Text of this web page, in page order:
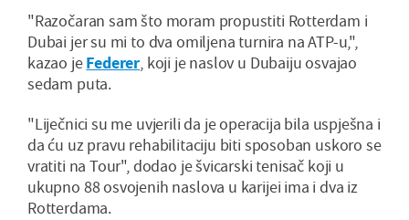
"Razočaran sam što moram propustiti Rotterdam i
Dubai jer su mi to dva omiljena turnira na ATP-u,",
kazao jeFederer, koji je naslov u Dubaiju osvajao
sedam puta.
"Liječnici su me uvjerili da je operacija bila uspješna i
da ću uz pravu rehabilitaciju biti sposoban uskoro se
vratiti na Tour", dodao je švicarski tenisač koji u
ukupno 88 osvojenih naslova u karijei ima i dva iz
Rotterdama.